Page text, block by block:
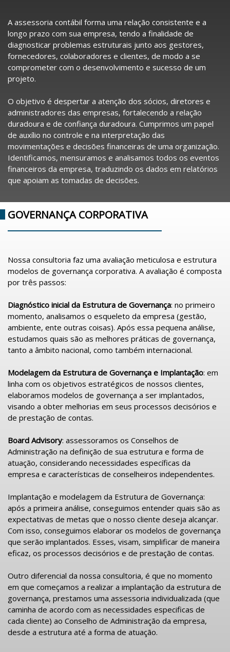
A assessoria contábil forma uma relação consistente e a
longo prazo com sua empresa, tendo a finalidade de
diagnosticar problemas estruturais junto aos gestores,
fornecedores, colaboradores e clientes, de modo a se
comprometer com o desenvolvimento e sucesso de um
projeto.
O objetivo é despertar a atenção dos sócios, diretores e
administradores das empresas, fortalecendo a relação
duradoura e de confiança duradoura. Cumprimos um papel
de auxílio no controle e na interpretação das
movimentações e decisões financeiras de uma organização.
Identificamos, mensuramos e analisamos todos os eventos
financeiros da empresa, traduzindo os dados em relatórios
que apoiam as tomadas de decisões.
GOVERNANÇA CORPORATIVA
Nossa consultoria faz uma avaliação meticulosa e estrutura
modelos de governança corporativa. A avaliação é composta
por três passos:
Diagnóstico inicial da Estrutura de Governança: no primeiro
momento, analisamos o esqueleto da empresa (gestão,
ambiente, ente outras coisas). Após essa pequena análise,
estudamos quais são as melhores práticas de governança,
tanto a âmbito nacional, como também internacional.
Modelagem da Estrutura de Governança e Implantação: em
linha com os objetivos estratégicos de nossos clientes,
elaboramos modelos de governança a ser implantados,
visando a obter melhorias em seus processos decisórios e
de prestação de contas.
Board Advisory: assessoramos os Conselhos de
Administração na definição de sua estrutura e forma de
atuação, considerando necessidades específicas da
empresa e características de conselheiros independentes.
Implantação e modelagem da Estrutura de Governança:
após a primeira análise, conseguimos entender quais são as
expectativas de metas que o nosso cliente deseja alcançar.
Com isso, conseguimos elaborar os modelos de governança
que serão implantados. Esses, visam, simplificar de maneira
eficaz, os processos decisórios e de prestação de contas.
Outro diferencial da nossa consultoria, é que no momento
em que começamos a realizar a implantação da estrutura de
governança, prestamos uma assessoria individualizada (que
caminha de acordo com as necessidades especificas de
cada cliente) ao Conselho de Administração da empresa,
desde a estrutura até a forma de atuação.